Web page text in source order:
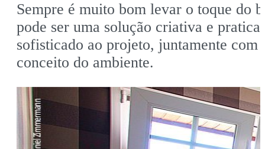
Sempre é muito bom levar o toque do
pode ser uma solução criativa e
sofisticado ao projeto, juntamente com
conceito do ambiente.